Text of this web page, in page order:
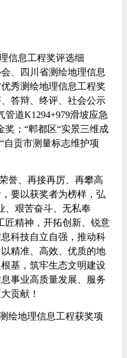
信息工程奖评选细
、四川省测绘地理信息
秀测绘地理信息工程奖
答辩、终评、社会公示
道K1294+979滑坡应急
奖；“郫都区“实景三维成
自贡市测量标志维护项
誉、再接再厉、再攀高
要以获奖者为榜样，弘
、艰苦奋斗、无私奉
匠精神，开拓创新、锐意
科技自立自强，推动科
精准、高效、优质的地
基，筑牢生态文明建设
事业高质量发展、服务
贡献！
绘地理信息工程获奖项